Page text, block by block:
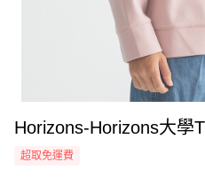
Horizons-Horizons大學
超取免運費